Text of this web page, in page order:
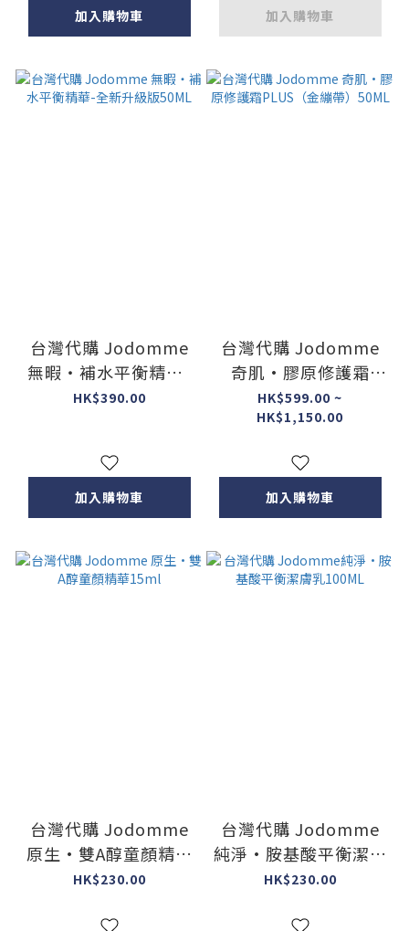
加入購物車 加入購物車
台灣代購 Jodomme
無暇・補水平衡精華-
全新升級版50ML
HK$390.00
加入購物車
台灣代購 Jodomme
奇肌·膠原修護霜
PLUS（金繃帶）
50ML
HK$599.00 ~
HK$1,150.00
加入購物車
台灣代購 Jodomme
原生·雙A醇童顏精華
15ml
HK$230.00
台灣代購 Jodomme
純淨·胺基酸平衡潔膚
乳100ML
HK$230.00